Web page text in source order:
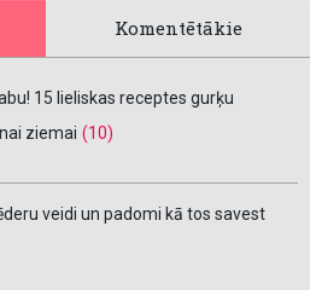
Komentētākie
15 lieliskas receptes gurķu
ziemai (10)
veidi un padomi kā tos savest